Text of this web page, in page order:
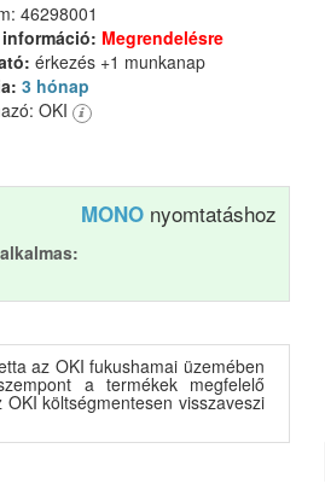
46298001
Megrendelésre
érkezés +1 munkanap
3 hónap
OKI
MONOnyomtatáshoz
az OKI fukushamai üzemében
a termékek megfelelő
költségmentesen visszaveszi